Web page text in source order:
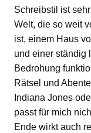
Schreibstil ist
Welt, die so weit
ist, einem Haus
und einer ständig
Bedrohung
Rätsel und
Indiana Jones
passt für mich
Ende wirkt auch